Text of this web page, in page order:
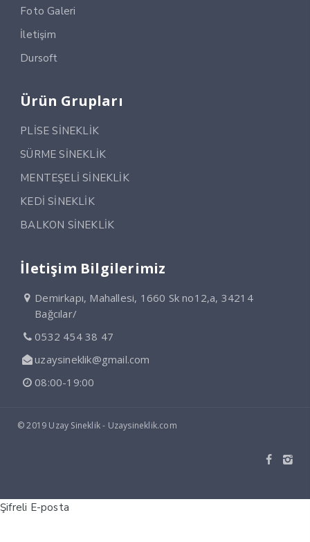
Foto Galeri
İletişim
Dursoft
Ürün Grupları
PLİSE SİNEKLİK
SÜRME SİNEKLİK
MENTEŞELİ SİNEKLİK
KEDİ SİNEKLİK
BALKON SİNEKLİK
İletişim Bilgilerimiz
Demirkapı, Mahallesi, 1660 Sk no12,a, 34214
Bağcılar/
0532 454 38 47
uzaysineklik@gmail.com
08:00-19:00
© 2019 Uzay Sineklik - Uzaysineklik.com
Şifreli E-posta